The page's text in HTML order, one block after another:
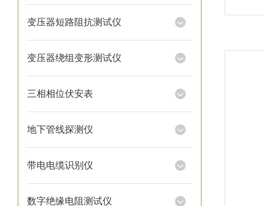
变压器短路阻抗测试仪
变压器绕组变形测试仪
三相相位伏安表
地下管线探测仪
带电电缆识别仪
数字绝缘电阻测试仪